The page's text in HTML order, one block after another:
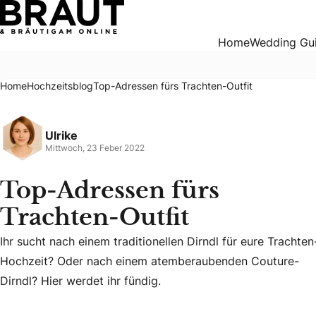
HomeWedding
HomeHochzeitsblogTop-Adressen fürs Trachten-Outfit
Ulrike
Mittwoch, 23 Feber 2022
Top-Adressen fürs
Trachten-Outfit
Ihr sucht nach einem traditionellen Dirndl für eure
Ihr sucht nach einem traditionellen Dirndl für eure
Hochzeit? Oder nach einem atemberaubenden Couture-
Dirndl? Hier werdet ihr fündig.